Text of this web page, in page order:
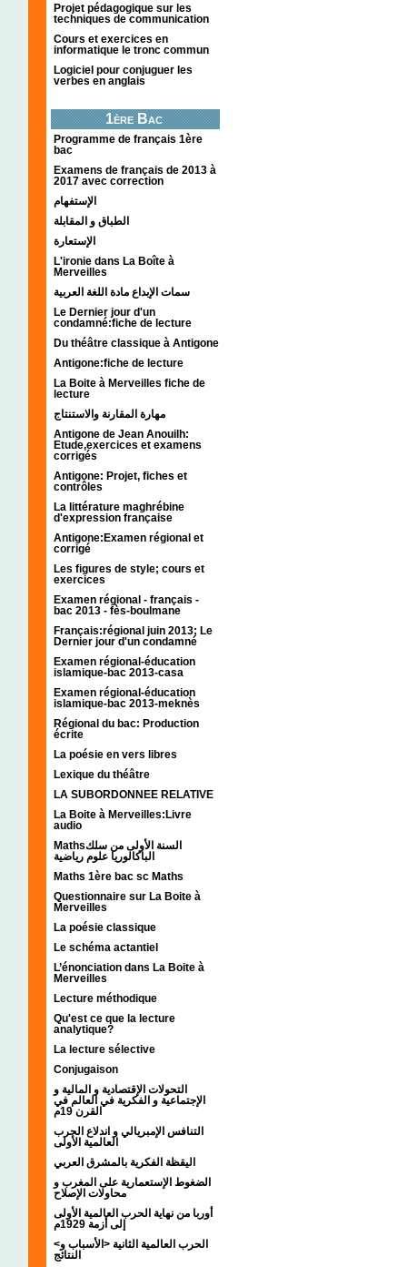
Projet pédagogique sur les
techniques de communication
Cours et exercices en
informatique le tronc commun
Logiciel pour conjuguer les
verbes en anglais
1ère Bac
Programme de français 1ère
bac
Examens de français de 2013 à
2017 avec correction
الإستفهام
الطباق و المقابلة
الإستعارة
L'ironie dans La Boîte à
Merveilles
سمات الإبداع مادة اللغة العربية
Le Dernier jour d'un
condamné:fiche de lecture
Du théâtre classique à Antigone
Antigone:fiche de lecture
La Boite à Merveilles fiche de
lecture
مهارة المقارنة والاستنتاج
Antigone de Jean Anouilh:
Etude,exercices et examens
corrigés
Antigone: Projet, fiches et
contrôles
La littérature maghrébine
d'expression française
Antigone:Examen régional et
corrigé
Les figures de style; cours et
exercices
Examen régional - français -
bac 2013 - fès-boulmane
Français:régional juin 2013; Le
Dernier jour d'un condamné
Examen régional-éducation
islamique-bac 2013-casa
Examen régional-éducation
islamique-bac 2013-meknès
Régional du bac: Production
écrite
La poésie en vers libres
Lexique du théâtre
LA SUBORDONNEE RELATIVE
La Boite à Merveilles:Livre
audio
Mathsالسنة الأولى من سلك
الباكالوريا علوم رياضية
Maths 1ère bac sc Maths
Questionnaire sur La Boite à
Merveilles
La poésie classique
Le schéma actantiel
L’énonciation dans La Boite à
Merveilles
Lecture méthodique
Qu'est ce que la lecture
analytique?
La lecture sélective
Conjugaison
التحولات الإقتصادية و المالية و
الإجتماعية و الفكرية في العالم في
القرن 19م
التنافس الإمبريالي و اندلاع الحرب
العالمية الأولى
اليقظة الفكرية بالمشرق العربي
الضغوط الإستعمارية على المغرب و
محاولات الإصلاح
أوربا من نهاية الحرب العالمية الأولى
إلى أزمة 1929م
<الحرب العالمية الثانية <الأسباب و
النتائج